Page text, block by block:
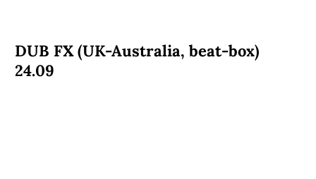
DUB FX (UK-Australia, beat-box)
24.09